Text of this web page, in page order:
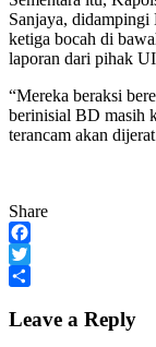
Sanjaya,
ketiga bocah di
laporan dari pihak
“Mereka beraksi
berinisial BD masih
terancam akan
Share
Facebook
Twitter
Leave a Reply